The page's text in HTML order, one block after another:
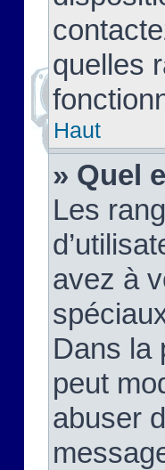
quelles
Haut
» Quel
Les
avez à
Dans la
peut
abuser